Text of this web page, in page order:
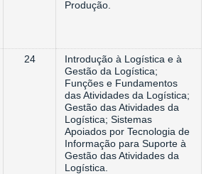
Produção.
24
Introdução à Logística e à
Gestão da Logística;
Funções e Fundamentos
das Atividades da Logística;
Gestão das Atividades da
Logística; Sistemas
Apoiados por Tecnologia de
Informação para Suporte à
Gestão das Atividades da
Logística.